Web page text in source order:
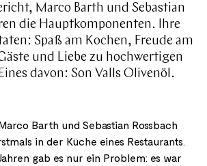
Marco Barth und Sebastian
die Hauptkomponenten. Ihre
Spaß am Kochen, Freude am
und Liebe zu hochwertigen
davon: Son Valls Olivenöl.
Barth und Sebastian Rossbach
in der Küche eines Restaurants.
gab es nur ein Problem: es war